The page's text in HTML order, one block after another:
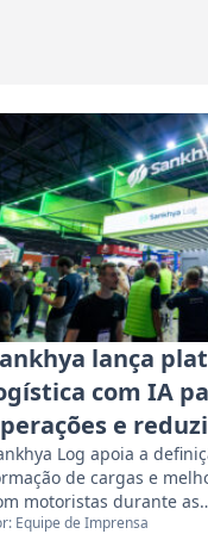
lança
com IA
e
Log apoia a
de cargas e
motoristas durante
Equipe de Imprensa